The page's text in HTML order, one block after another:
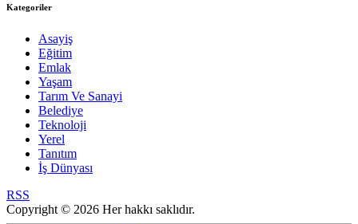
Kategoriler
Asayiş
Eğitim
Emlak
Yaşam
Tarım Ve Sanayi
Belediye
Teknoloji
Yerel
Tanıtım
İş Dünyası
RSS
Copyright © 2026 Her hakkı saklıdır.